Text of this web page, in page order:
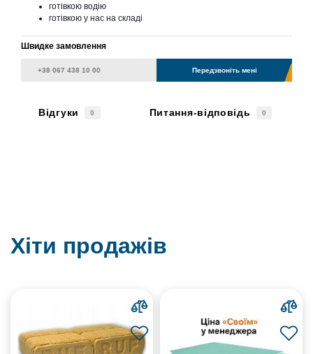
готівкою водію
готівкою у нас на складі
Швидке замовлення
Передзвоніть мені
Відгуки 0 Питання-відповідь 0
Хіти продажів